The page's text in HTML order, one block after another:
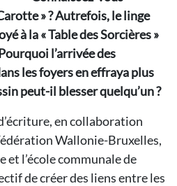
» ? Autrefois, le linge
à la « Table des Sorcières »
l’arrivée des
les foyers en effraya plus
peut-il blesser quelqu’un ?
en collaboration
Wallonie-Bruxelles,
l’école communale de
de créer des liens entre les